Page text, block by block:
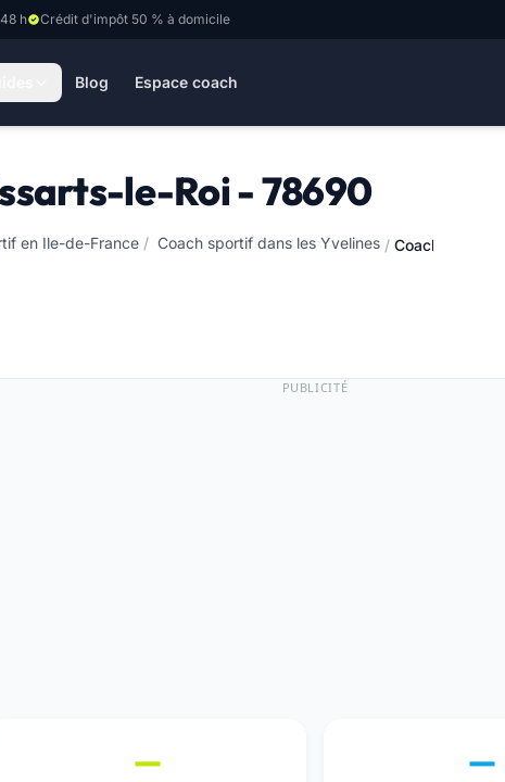
h Crédit d'impôt 50 % à domicile
Blog Espace coach
le-Roi - 78690
en Ile-de-France / Coach sportif dans les Yvelines / Coach sportif
PUBLICITÉ
— —